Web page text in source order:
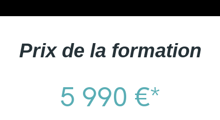
Prix de la formation
5 990 €*